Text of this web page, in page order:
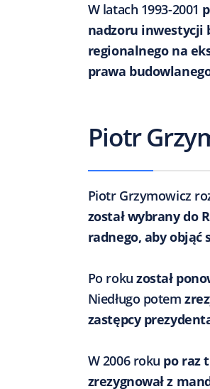
W latach 1993-2001
nadzoru inwestycji
regionalnego na
prawa
Piotr
Piotr Grzymowicz
został wybrany do
radnego, aby
Po rokuzostał
Niedługo potem
zastępcy
W 2006 roku po raz
zrezygnował z